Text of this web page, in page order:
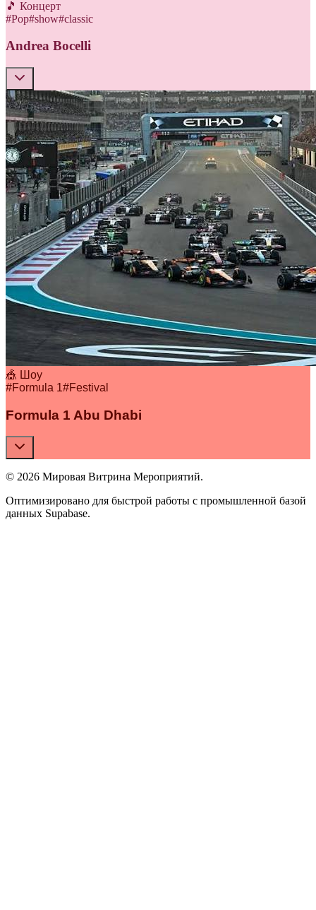
🎵 Концерт
#Pop#show#classic
Andrea Bocelli
🎪 Шоу
#Formula 1#Festival
Formula 1 Abu Dhabi
© 2026 Мировая Витрина Мероприятий.
Оптимизировано для быстрой работы с промышленной базой
данных Supabase.